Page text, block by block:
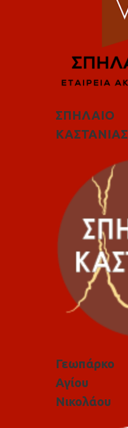
ΣΠΗΛΑΙΟ
ΚΑΣΤΑΝΙΑΣ
Γεωπάρκο
Αγίου
Νικολάου